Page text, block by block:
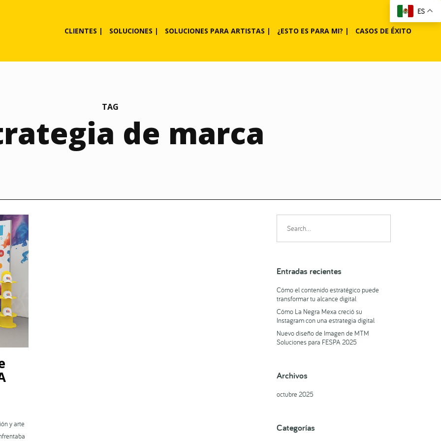
CLIENTES | SOLUCIONES | SOLUCIONES PARA ARTISTAS | ¿ESTO ES PARA MI? | CASOS DE ÉXITO
TAG
de marca
y arte
Entradas recientes
Cómo el contenido estratégico puede
transformar tu alcance digital
Cómo La Negra Mexa creció su
Instagram con una estrategia digital
Nuevo diseño de Imagen de MTM
Soluciones para FESPA 2025
Archivos
octubre 2025
Categorías
ES